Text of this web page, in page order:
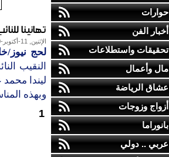
حوارات
أخبار الفن
تحقيقات واستطلاعات
مال وأعمال
عشاق الرياضة
أزواج وزوجات
بانوراما
عربي .. دولي
تهانينا
الإثنين, 11-أكتوبر-2010
لحج نيوز/
النقيب
ليندا
وبهذه
1